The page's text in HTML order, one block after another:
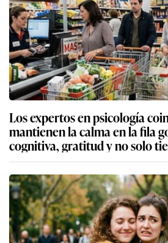
Los expertos en psicología
mantienen la calma en la fila
cognitiva, gratitud y no solo